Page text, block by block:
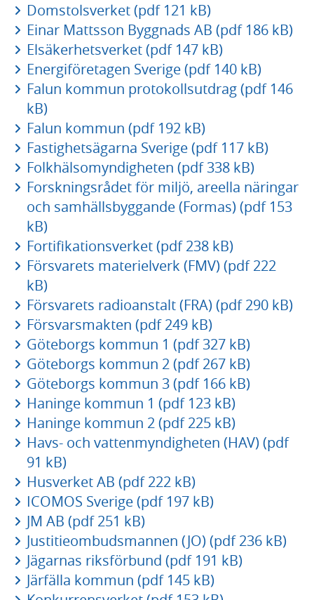
Domstolsverket (pdf 121 kB)
Einar Mattsson Byggnads AB (pdf 186 kB)
Elsäkerhetsverket (pdf 147 kB)
Energiföretagen Sverige (pdf 140 kB)
Falun kommun protokollsutdrag (pdf 146
kB)
Falun kommun (pdf 192 kB)
Fastighetsägarna Sverige (pdf 117 kB)
Folkhälsomyndigheten (pdf 338 kB)
Forskningsrådet för miljö, areella näringar
och samhällsbyggande (Formas) (pdf 153
kB)
Fortifikationsverket (pdf 238 kB)
Försvarets materielverk (FMV) (pdf 222
kB)
Försvarets radioanstalt (FRA) (pdf 290 kB)
Försvarsmakten (pdf 249 kB)
Göteborgs kommun 1 (pdf 327 kB)
Göteborgs kommun 2 (pdf 267 kB)
Göteborgs kommun 3 (pdf 166 kB)
Haninge kommun 1 (pdf 123 kB)
Haninge kommun 2 (pdf 225 kB)
Havs- och vattenmyndigheten (HAV) (pdf
91 kB)
Husverket AB (pdf 222 kB)
ICOMOS Sverige (pdf 197 kB)
JM AB (pdf 251 kB)
Justitieombudsmannen (JO) (pdf 236 kB)
Jägarnas riksförbund (pdf 191 kB)
Järfälla kommun (pdf 145 kB)